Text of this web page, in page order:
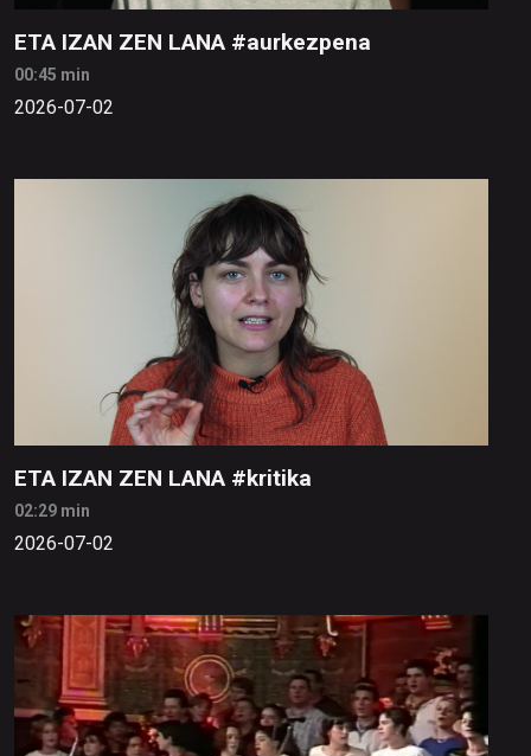
ETA IZAN ZEN LANA #aurkezpena
00:45 min
2026-07-02
ETA IZAN ZEN LANA #kritika
02:29 min
2026-07-02